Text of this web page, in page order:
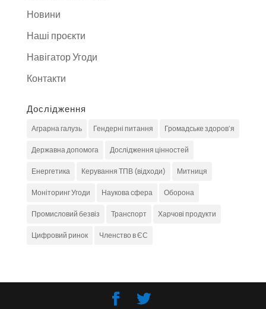
Новини
Наші проєкти
Навігатор Угоди
Контакти
Дослідження
Аграрна галузь Гендерні питання Громадське здоров'я
Державна допомога Дослідження цінностей
Енергетика Керування ТПВ (відходи) Митниця
Моніторинг Угоди Наукова сфера Оборона
Промисловий безвіз Транспорт Харчові продукти
Цифровий ринок Членство в ЄС